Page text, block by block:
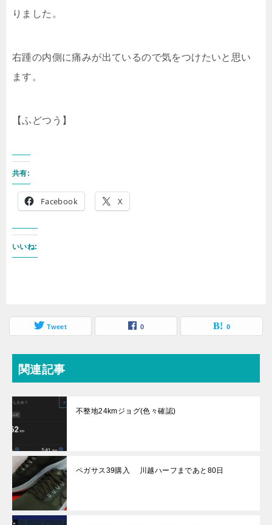
りました。
右踵の内側に痛みが出ているので気をつけたいと思い
ます。
【ふどつう】
共有:
Facebook X
いいね:
Tweet 0 0
関連記事
不整地24kmジョグ(色々確認)
ペガサス39購入 川越ハーフまであと80日